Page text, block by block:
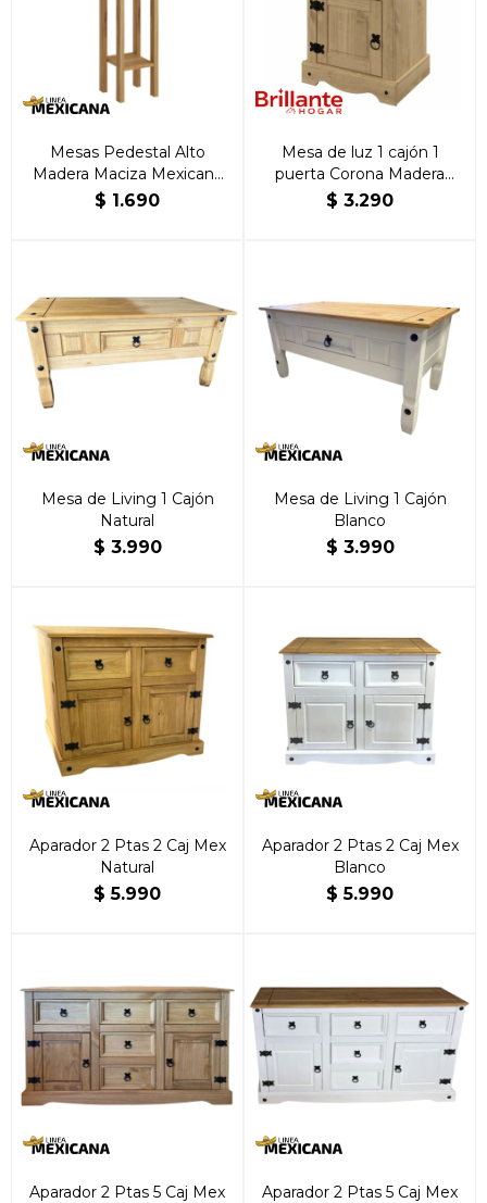
Mesas Pedestal Alto
Madera Maciza Mexicana
Natural
$ 1.690
Mesa de luz 1 cajón 1
puerta Corona Madera
marrón
$ 3.290
Mesa de Living 1 Cajón
Natural
$ 3.990
Mesa de Living 1 Cajón
Blanco
$ 3.990
Aparador 2 Ptas 2 Caj Mex
Natural
$ 5.990
Aparador 2 Ptas 2 Caj Mex
Blanco
$ 5.990
Aparador 2 Ptas 5 Caj Mex
Aparador 2 Ptas 5 Caj Mex